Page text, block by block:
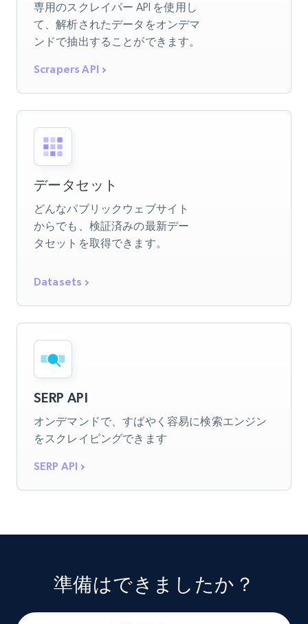
専用のスクレイパー API を使用し
て、解析されたデータをオンデマ
ンドで抽出することができます。
Scrapers API
データセット
どんなパブリックウェブサイト
からでも、検証済みの最新デー
タセットを取得できます。
Datasets
SERP API
オンデマンドで、すばやく容易に検索エンジン
をスクレイピングできます
SERP API
準備はできましたか？